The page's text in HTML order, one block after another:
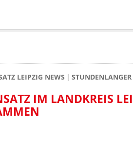
LEIPZIG NEWS
IM LANDKREIS